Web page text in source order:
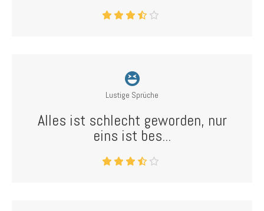
Lustige Sprüche
Alles ist schlecht geworden, nur
eins ist bes...